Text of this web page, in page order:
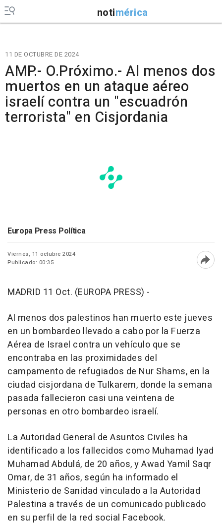
notimérica
11 DE OCTUBRE DE 2024
AMP.- O.Próximo.- Al menos dos
muertos en un ataque aéreo
israelí contra un "escuadrón
terrorista" en Cisjordania
Europa Press Política
Viernes, 11 octubre 2024
Publicado: 00:35
MADRID 11 Oct. (EUROPA PRESS) -
Al menos dos palestinos han muerto este jueves
en un bombardeo llevado a cabo por la Fuerza
Aérea de Israel contra un vehículo que se
encontraba en las proximidades del
campamento de refugiados de Nur Shams, en la
ciudad cisjordana de Tulkarem, donde la semana
pasada fallecieron casi una veintena de
personas en otro bombardeo israelí.
La Autoridad General de Asuntos Civiles ha
identificado a los fallecidos como Muhamad Iyad
Muhamad Abdulá, de 20 años, y Awad Yamil Saqr
Omar, de 31 años, según ha informado el
Ministerio de Sanidad vinculado a la Autoridad
Palestina a través de un comunicado publicado
en su perfil de la red social Facebook.